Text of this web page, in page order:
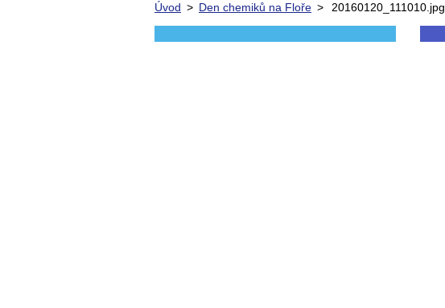
Úvod > Den chemiků na Floře > 20160120_111010.jpg